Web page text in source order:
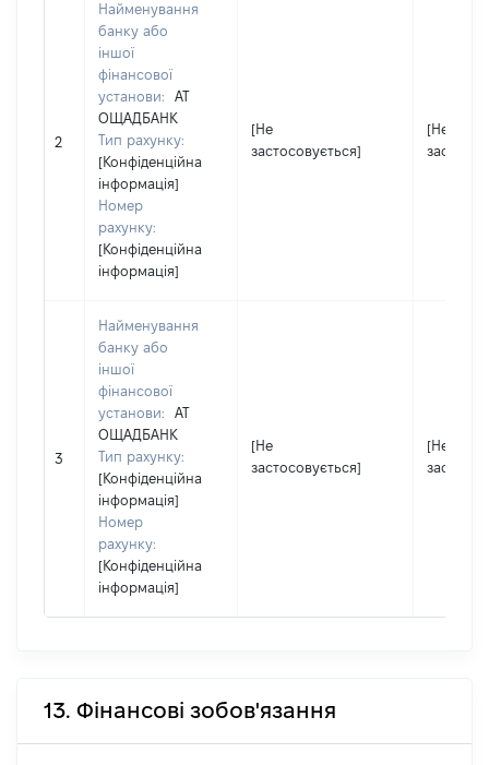
2
Найменування
банку або
іншої
фінансової
установи:
АТ
ОЩАДБАНК
Тип рахунку:
[Конфіденційна
інформація]
Номер
рахунку:
[Конфіденційна
інформація]
[Не
застосовується]
[Не
3
Найменування
банку або
іншої
фінансової
установи:
АТ
ОЩАДБАНК
Тип рахунку:
[Конфіденційна
інформація]
Номер
рахунку:
[Конфіденційна
інформація]
[Не
застосовується]
[Не
13. Фінансові зобов'язання